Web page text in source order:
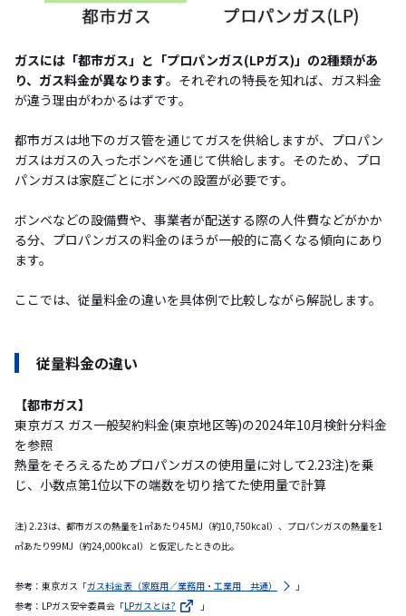
ガスには「都市ガス」と「プロパンガス(LPガス)」の2種類があ
り、ガス料金が異なります。それぞれの特長を知れば、ガス料金
が違う理由がわかるはずです。
都市ガスは地下のガス管を通じてガスを供給しますが、プロパン
ガスはガスの入ったボンベを通じて供給します。そのため、プロ
パンガスは家庭ごとにボンベの設置が必要です。
ボンベなどの設備費や、事業者が配送する際の人件費などがかか
る分、プロパンガスの料金のほうが一般的に高くなる傾向にあり
ます。
ここでは、従量料金の違いを具体例で比較しながら解説します。
従量料金の違い
【都市ガス】
東京ガス ガス一般契約料金(東京地区等)の2024年10月検針分料金
を参照
熱量をそろえるためプロパンガスの使用量に対して2.23注)を乗
じ、小数点第1位以下の端数を切り捨てた使用量で計算
注) 2.23は、都市ガスの熱量を1㎥あたり45MJ（約10,750kcal）、プロパンガスの熱量を1
㎥あたり99MJ（約24,000kcal）と仮定したときの比。
参考：東京ガス「ガス料金表（家庭用／業務用・工業用 共通）
」
参考：LPガス安全委員会「LPガスとは? 」